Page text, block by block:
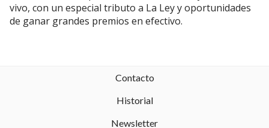
vivo, con un especial tributo a La Ley y oportunidades
de ganar grandes premios en efectivo.
Contacto
Historial
Newsletter